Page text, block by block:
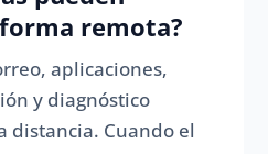
remota?
aplicaciones,
y diagnóstico
distancia. Cuando el